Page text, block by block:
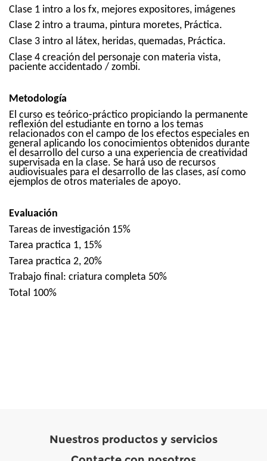
Clase 1 intro a los fx, mejores expositores, imágenes
Clase 2 intro a trauma, pintura moretes, Práctica.
Clase 3 intro al látex, heridas, quemadas, Práctica.
Clase 4 creación del personaje con materia vista,
paciente accidentado / zombi.
Metodología
El curso es teórico-práctico propiciando la permanente
reflexión del estudiante en torno a los temas
relacionados con el campo de los efectos especiales en
general aplicando los conocimientos obtenidos durante
el desarrollo del curso a una experiencia de creatividad
supervisada en la clase. Se hará uso de recursos
audiovisuales para el desarrollo de las clases, así como
ejemplos de otros materiales de apoyo.
Evaluación
Tareas de investigación 15%
Tarea practica 1, 15%
Tarea practica 2, 20%
Trabajo final: criatura completa 50%
Total 100%
Nuestros productos y servicios